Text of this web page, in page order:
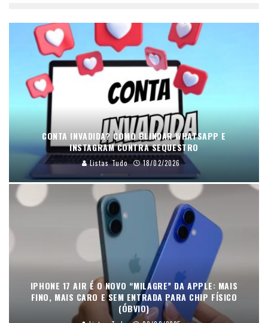
CONTA INVADIDA? COMO BLINDAR WHATSAPP E
INSTAGRAM CONTRA SEQUESTRO
Listas Tudo 18/02/2026
IPHONE 17 AIR É O NOVO “MILAGRE” DA APPLE: MAIS
FINO, MAIS CARO E SEM ENTRADA PARA CHIP FÍSICO
(ÓBVIO)